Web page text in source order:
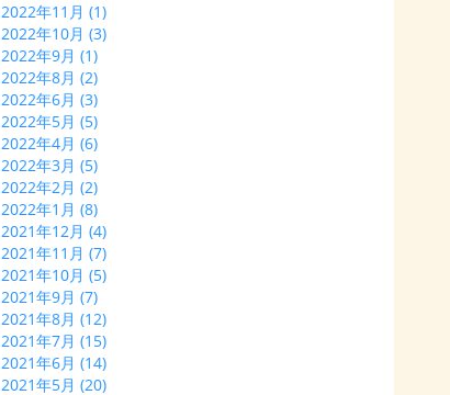
2022年11月 (1)
2022年10月 (3)
2022年9月 (1)
2022年8月 (2)
2022年6月 (3)
2022年5月 (5)
2022年4月 (6)
2022年3月 (5)
2022年2月 (2)
2022年1月 (8)
2021年12月 (4)
2021年11月 (7)
2021年10月 (5)
2021年9月 (7)
2021年8月 (12)
2021年7月 (15)
2021年6月 (14)
2021年5月 (20)